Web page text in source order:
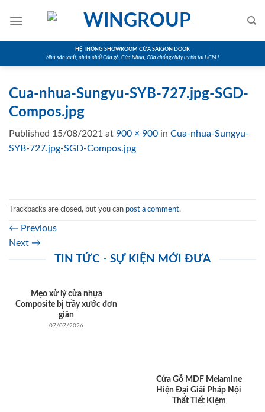
HỆ THỐNG SHOWROOM CỬA SAIGON DOOR
Nhà sản xuất, phân phối Cửa gỗ, Cửa Nhựa, Cửa chống cháy uy tín tại HCM !
Cua-nhua-Sungyu-SYB-727.jpg-SGD-
Compos.jpg
Published 15/08/2021 at 900 × 900 in Cua-nhua-Sungyu-
SYB-727.jpg-SGD-Compos.jpg
Trackbacks are closed, but you can post a comment.
← Previous
Next →
TIN TỨC - SỰ KIỆN MỚI ĐƯA
Mẹo xử lý cửa nhựa
Composite bị trầy xước đơn
giản
07/07/2026
Cửa Gỗ MDF Melamine
Hiện Đại Giải Pháp Nội
Thất Tiết Kiệm